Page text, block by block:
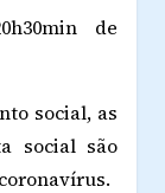
de
social, as
social são